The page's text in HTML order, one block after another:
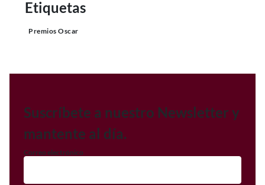
Etiquetas
Premios Oscar
Suscríbete a nuestro Newsletter y
mantente al día.
Correo electrónico